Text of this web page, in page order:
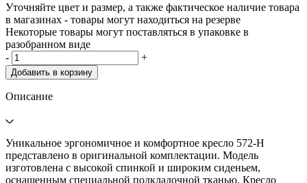
Уточняйте цвет и размер, а также фактическое наличие товара
в магазинах - товары могут находиться на резерве
Некоторые товары могут поставляться в упаковке в
разобранном виде
-
+
Добавить в корзину
Описание
Уникальное эргономичное и комфортное кресло 572-H
представлено в оригинальной комплектации. Модель
изготовлена с высокой спинкой и широким сиденьем,
оснащенным специальной подкладочной тканью. Кресло